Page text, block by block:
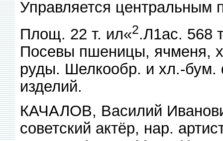
Управляется центральным
Площ. 22 т. ил«2.Л1ас. 568
Посевы пшеницы, ячменя,
руды. Шелкообр. и хл.-бум.
изделий.
КАЧАЛОВ, Василий
советский актёр, нар.